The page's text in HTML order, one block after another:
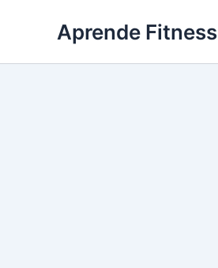
Aprende Fitness